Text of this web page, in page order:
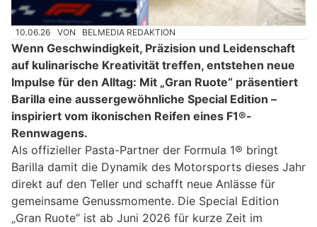
10.06.26 VON BELMEDIA REDAKTION
Wenn Geschwindigkeit, Präzision und Leidenschaft
auf kulinarische Kreativität treffen, entstehen neue
Impulse für den Alltag: Mit „Gran Ruote“ präsentiert
Barilla eine aussergewöhnliche Special Edition –
inspiriert vom ikonischen Reifen eines F1®-
Rennwagens.
Als offizieller Pasta-Partner der Formula 1® bringt
Barilla damit die Dynamik des Motorsports dieses Jahr
direkt auf den Teller und schafft neue Anlässe für
gemeinsame Genussmomente. Die Special Edition
„Gran Ruote“ ist ab Juni 2026 für kurze Zeit im